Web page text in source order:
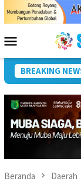
Menu
Mobile
BREAKING
SPBE
Beranda Daerah